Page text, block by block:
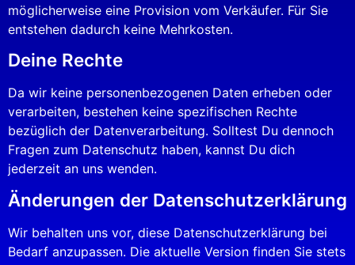
möglicherweise eine Provision vom Verkäufer. Für Sie
entstehen dadurch keine Mehrkosten.
Deine Rechte
Da wir keine personenbezogenen Daten erheben oder
verarbeiten, bestehen keine spezifischen Rechte
bezüglich der Datenverarbeitung. Solltest Du dennoch
Fragen zum Datenschutz haben, kannst Du dich
jederzeit an uns wenden.
Änderungen der Datenschutzerklärung
Wir behalten uns vor, diese Datenschutzerklärung bei
Bedarf anzupassen. Die aktuelle Version finden Sie stets